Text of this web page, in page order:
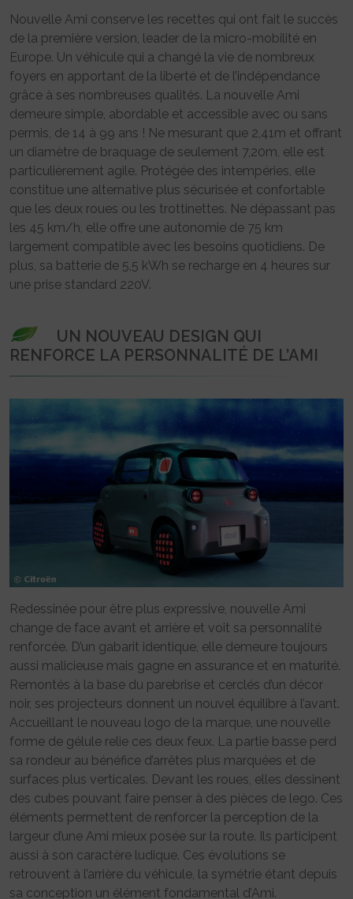
Nouvelle Ami conserve les recettes qui ont fait le succès
de la première version, leader de la micro-mobilité en
Europe. Un véhicule qui a changé la vie de nombreux
foyers en apportant de la liberté et de l’indépendance
grâce à ses nombreuses qualités. La nouvelle Ami
demeure simple, abordable et accessible avec ou sans
permis, de 14 à 99 ans ! Ne mesurant que 2,41m et offrant
un diamètre de braquage de seulement 7,20m, elle est
particulièrement agile. Protégée des intempéries, elle
constitue une alternative plus sécurisée et confortable
que les deux roues ou les trottinettes. Ne dépassant pas
les 45 km/h, elle offre une autonomie de 75 km
largement compatible avec les besoins quotidiens. De
plus, sa batterie de 5,5 kWh se recharge en 4 heures sur
une prise standard 220V.
UN NOUVEAU DESIGN QUI
RENFORCE LA PERSONNALITÉ DE L’AMI
Redessinée pour être plus expressive, nouvelle Ami
change de face avant et arrière et voit sa personnalité
renforcée. D’un gabarit identique, elle demeure toujours
aussi malicieuse mais gagne en assurance et en maturité.
Remontés à la base du parebrise et cerclés d’un décor
noir, ses projecteurs donnent un nouvel équilibre à l’avant.
Accueillant le nouveau logo de la marque, une nouvelle
forme de gélule relie ces deux feux. La partie basse perd
sa rondeur au bénéfice d’arrêtes plus marquées et de
surfaces plus verticales. Devant les roues, elles dessinent
des cubes pouvant faire penser à des pièces de lego. Ces
éléments permettent de renforcer la perception de la
largeur d’une Ami mieux posée sur la route. Ils participent
aussi à son caractère ludique. Ces évolutions se
retrouvent à l’arrière du véhicule, la symétrie étant depuis
sa conception un élément fondamental d’Ami.